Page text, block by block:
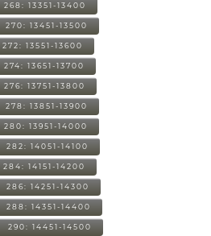
268: 13351-13400
270: 13451-13500
272: 13551-13600
274: 13651-13700
276: 13751-13800
278: 13851-13900
280: 13951-14000
282: 14051-14100
284: 14151-14200
286: 14251-14300
288: 14351-14400
290: 14451-14500